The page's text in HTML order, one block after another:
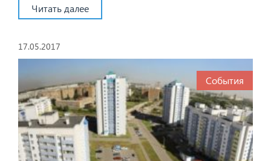
Читать далее
17.05.2017
События